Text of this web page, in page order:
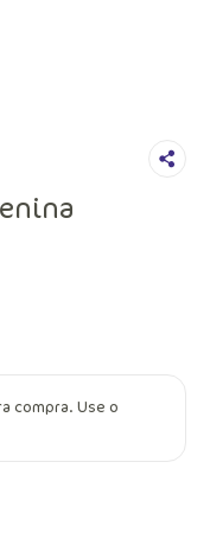
compra. Use o